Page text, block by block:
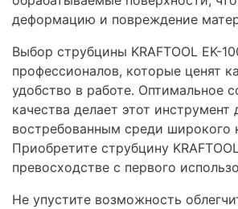
деформацию и повреждение
Выбор струбцины KRAFTOOL EK-
профессионалов, которые ценят
удобство в работе. Оптимальное
качества делает этот
востребованным среди широкого
Приобретите струбцину
превосходстве с первого
Не упустите возможность